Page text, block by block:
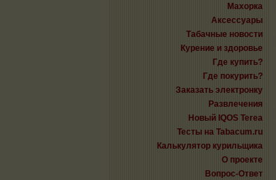
Махорка
Аксессуары
Табачные новости
Курение и здоровье
Где купить?
Где покурить?
Заказать электронку
Развлечения
Новый IQOS Terea
Тесты на Tabacum.ru
Калькулятор курильщика
О проекте
Вопрос-Ответ